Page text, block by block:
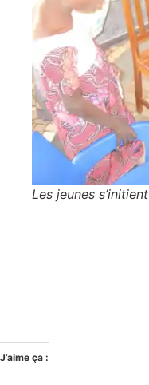
Les jeunes s’initient
J’aime ça :